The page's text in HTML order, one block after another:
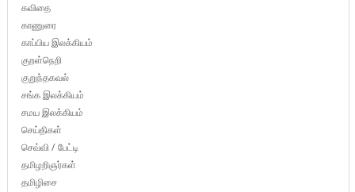
கவிதை
காணுரை
காப்பிய இலக்கியம்
குறள்நெறி
குறுந்தகவல்
சங்க இலக்கியம்
சமய இலக்கியம்
செய்திகள்
செவ்வி / பேட்டி
தமிழறிஞர்கள்
தமிழிசை